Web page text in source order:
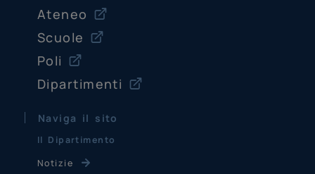
Ateneo
Scuole
Poli
Dipartimenti
Naviga il sito
Il Dipartimento
Notizie